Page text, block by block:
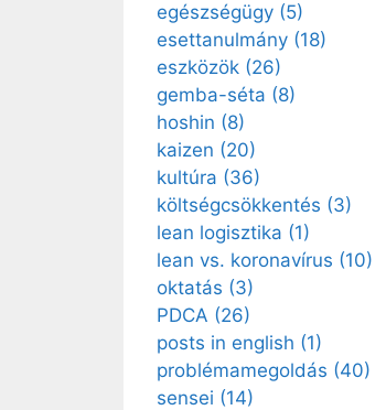
egészségügy (5)
esettanulmány (18)
eszközök (26)
gemba-séta (8)
hoshin (8)
kaizen (20)
kultúra (36)
költségcsökkentés (3)
lean logisztika (1)
lean vs. koronavírus (10)
oktatás (3)
PDCA (26)
posts in english (1)
problémamegoldás (40)
sensei (14)